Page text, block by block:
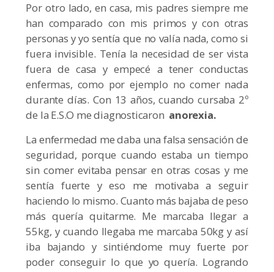
Por otro lado, en casa, mis padres siempre me
han comparado con mis primos y con otras
personas y yo sentía que no valía nada, como si
fuera invisible. Tenía la necesidad de ser vista
fuera de casa y empecé a tener conductas
enfermas, como por ejemplo no comer nada
durante días. Con 13 años, cuando cursaba 2º
de la E.S.O me diagnosticaron anorexia.
La enfermedad me daba una falsa sensación de
seguridad, porque cuando estaba un tiempo
sin comer evitaba pensar en otras cosas y me
sentía fuerte y eso me motivaba a seguir
haciendo lo mismo. Cuanto más bajaba de peso
más quería quitarme. Me marcaba llegar a
55kg, y cuando llegaba me marcaba 50kg y así
iba bajando y sintiéndome muy fuerte por
poder conseguir lo que yo quería. Logrando